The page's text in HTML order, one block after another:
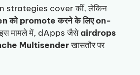
strategies cover कीं, लेकिन
को promote करने के लिए on-
इस मामले में, dApps जैसेairdrops
Multisenderखासतौर पर